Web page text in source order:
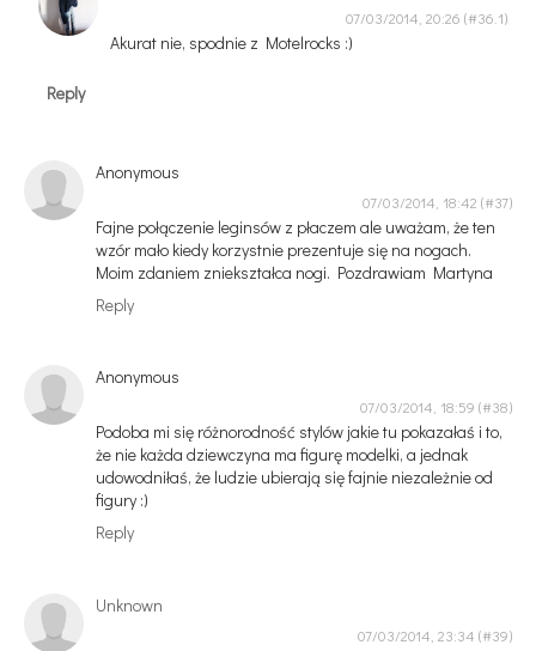
07/03/2014, 20:26
Akurat nie, spodnie z Motelrocks :)
Reply
Anonymous
07/03/2014, 18:42
Fajne połączenie leginsów z płaczem ale uważam, że ten
wzór mało kiedy korzystnie prezentuje się na nogach.
Moim zdaniem zniekształca nogi. Pozdrawiam Martyna
Reply
Anonymous
07/03/2014, 18:59
Podoba mi się różnorodność stylów jakie tu pokazałaś i to,
że nie każda dziewczyna ma figurę modelki, a jednak
udowodniłaś, że ludzie ubierają się fajnie niezależnie od
figury :)
Reply
Unknown
07/03/2014, 23:34